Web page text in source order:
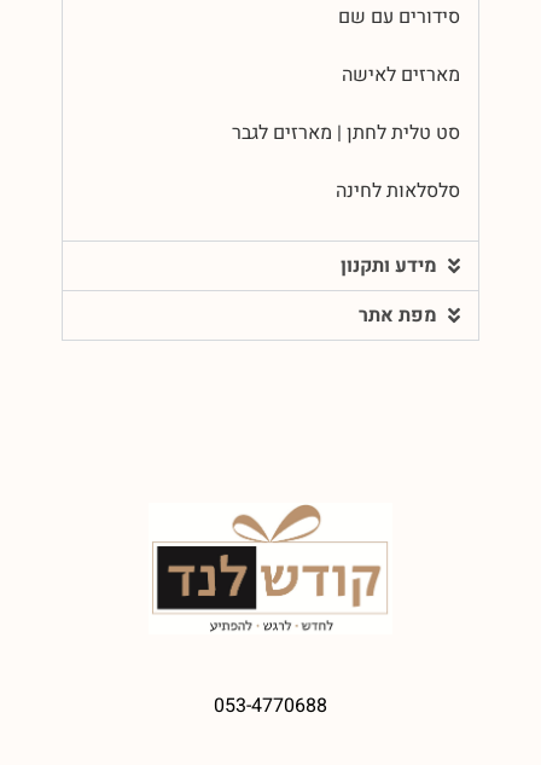
סידורים עם שם
מארזים לאישה
סט טלית לחתן | מארזים לגבר
סלסלאות לחינה
מידע ותקנון
מפת אתר
053-4770688